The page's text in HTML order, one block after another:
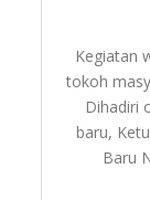
Kegiatan
tokoh
Dihadiri
baru,
Baru